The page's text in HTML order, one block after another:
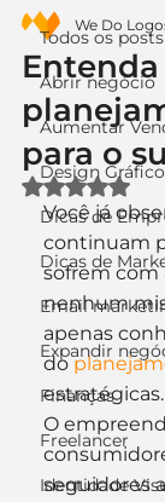
Todos os posts
Abrir negócio
Aumentar
Design Gráfico
Dicas de
Dicas de
Email
Expandir
Finanças
Freelancer
Identidade
para o
We Do
Avaliado
Você já
continuam
sofrem com
nenhum
apenas
do
estratégicas.
O
seguidores